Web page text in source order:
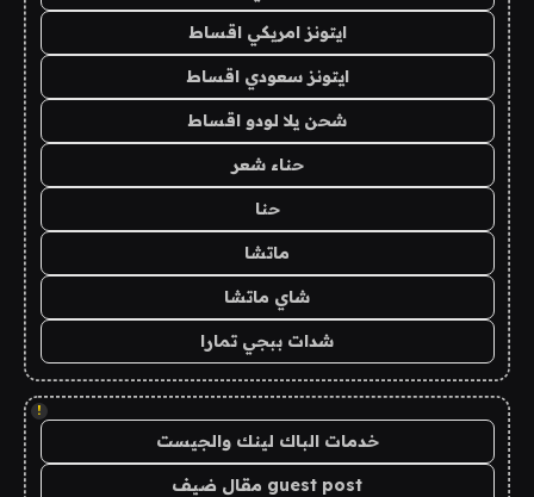
ايتونز امريكي اقساط
ايتونز سعودي اقساط
شحن يلا لودو اقساط
حناء شعر
حنا
ماتشا
شاي ماتشا
شدات ببجي تمارا
!
خدمات الباك لينك والجيست
guest post مقال ضيف